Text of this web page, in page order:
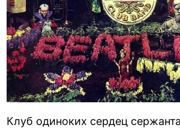
Клуб одиноких сердец